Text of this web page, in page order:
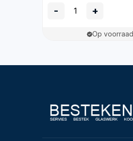
- +
Op voorraad